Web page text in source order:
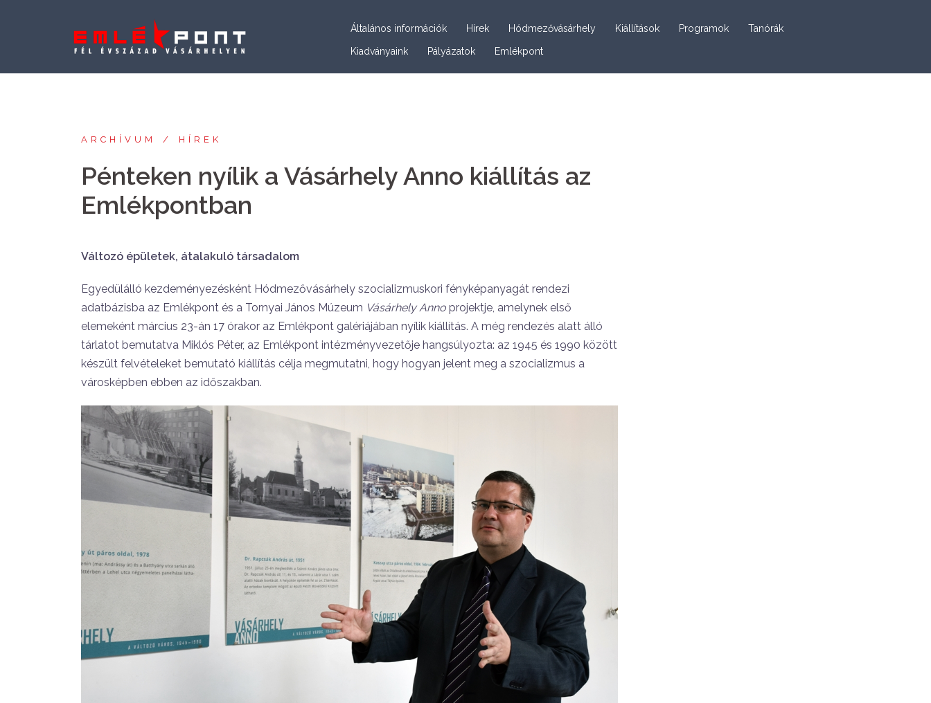
Általános információk Hírek Hódmezővásárhely Kiállítások Programok Tanórák
Kiadványaink Pályázatok Emlékpont
ARCHÍVUM HÍREK
Pénteken nyílik a Vásárhely Anno kiállítás az
Emlékpontban
Változó épületek, átalakuló társadalom
Egyedülálló kezdeményezésként Hódmezővásárhely szocializmuskori fényképanyagát rendezi
adatbázisba az Emlékpont és a Tornyai János Múzeum Vásárhely Anno projektje, amelynek első
elemeként március 23-án 17 órakor az Emlékpont galériájában nyílik kiállítás. A még rendezés alatt álló
tárlatot bemutatva Miklós Péter, az Emlékpont intézményvezetője hangsúlyozta: az 1945 és 1990 között
készült felvételeket bemutató kiállítás célja megmutatni, hogy hogyan jelent meg a szocializmus a
városképben ebben az időszakban.